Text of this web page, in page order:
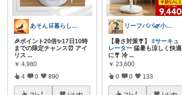
あそん🛒暮らしに彩りを✨️
🎉ポイント20倍✨17日10時
までの限定チャンス⏰ アイ
リス ...
￥ 4,980
4 0 890
コレ いいね
リーフパパ🌿小学2年生女の子のパパ
【暑さ対策🎐】#サーキュ
レーター 猛暑も涼しく快適
に🎐 冷 ...
￥ 23,600
0 0 133
コレ いいね